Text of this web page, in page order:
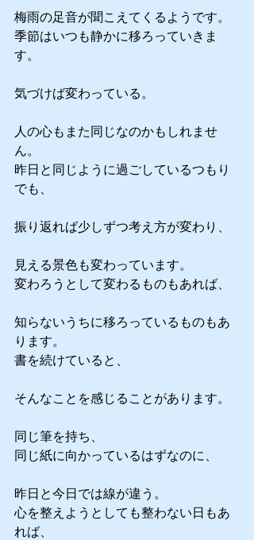
梅雨の足音が聞こえてくるようです。
季節はいつも静かに移ろっていきま
す。
気づけば変わっている。
人の心もまた同じなのかもしれませ
ん。
昨日と同じように過ごしているつもり
でも、
振り返れば少しずつ考え方が変わり、
見える景色も変わっています。
変わろうとして変わるものもあれば、
知らないうちに移ろっているものもあ
ります。
書を続けていると、
そんなことを感じることがあります。
同じ筆を持ち、
同じ紙に向かっているはずなのに、
昨日と今日では線が違う。
心を整えようとしても整わない日もあ
れば、